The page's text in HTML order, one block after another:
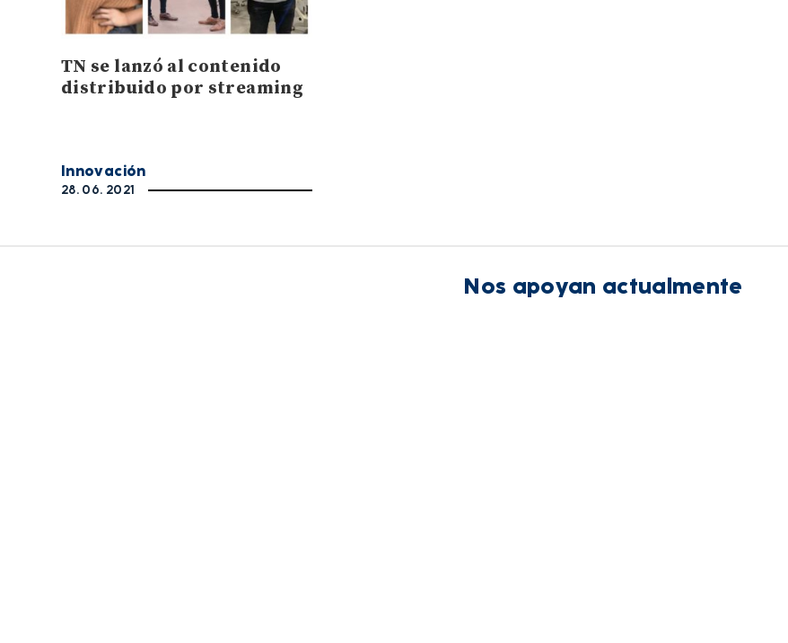
TN se lanzó al contenido
distribuido por streaming
Innovación
28. 06. 2021
Nos apoyan actualmente